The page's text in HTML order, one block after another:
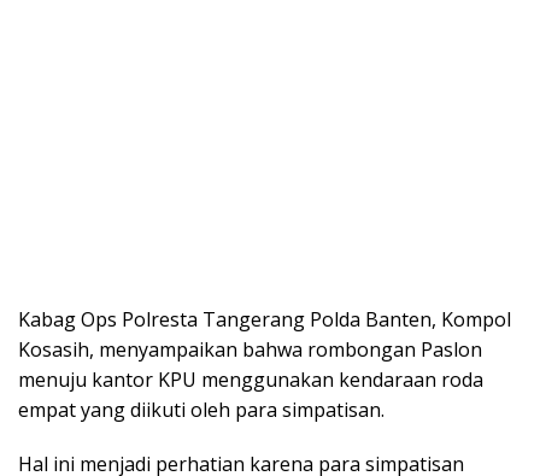
Kabag Ops Polresta Tangerang Polda Banten, Kompol
Kosasih, menyampaikan bahwa rombongan Paslon
menuju kantor KPU menggunakan kendaraan roda
empat yang diikuti oleh para simpatisan.
Hal ini menjadi perhatian karena para simpatisan